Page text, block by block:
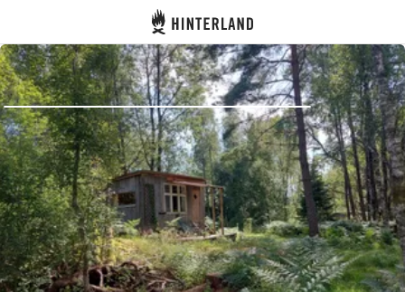
Hinterland
Iniciar sesión
Registrarse
Conviértete en anfitrión